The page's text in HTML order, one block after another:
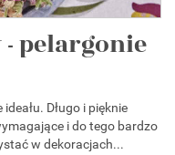
pelargonie
Długo i pięknie
i do tego bardzo
w dekoracjach...